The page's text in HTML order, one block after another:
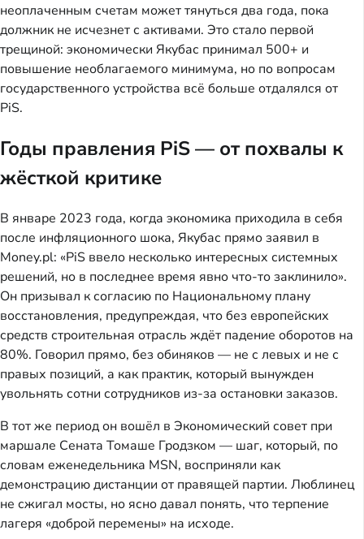
неоплаченным счетам может тянуться два года, пока
должник не исчезнет с активами. Это стало первой
трещиной: экономически Якубас принимал 500+ и
повышение необлагаемого минимума, но по вопросам
государственного устройства всё больше отдалялся от
PiS.
Годы правления PiS — от похвалы к
жёсткой критике
В январе 2023 года, когда экономика приходила в себя
после инфляционного шока, Якубас прямо заявил в
Money.pl: «PiS ввело несколько интересных системных
решений, но в последнее время явно что-то заклинило».
Он призывал к согласию по Национальному плану
восстановления, предупреждая, что без европейских
средств строительная отрасль ждёт падение оборотов на
80%. Говорил прямо, без обиняков — не с левых и не с
правых позиций, а как практик, который вынужден
увольнять сотни сотрудников из-за остановки заказов.
В тот же период он вошёл в Экономический совет при
маршале Сената Томашe Гродзком — шаг, который, по
словам еженедельника MSN, восприняли как
демонстрацию дистанции от правящей партии. Люблинец
не сжигал мосты, но ясно давал понять, что терпение
лагеря «доброй перемены» на исходе.